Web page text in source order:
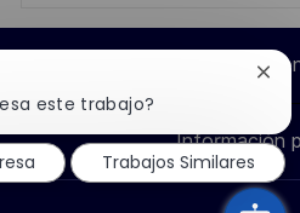
a
través
de
a
de
a
de
Ingeniero de
Información
este trabajo?
de
Trabajos Similares